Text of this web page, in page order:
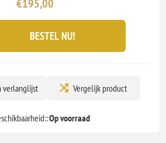
€195,00
BESTEL NU!
verlanglijst Vergelijk product
Op voorraad